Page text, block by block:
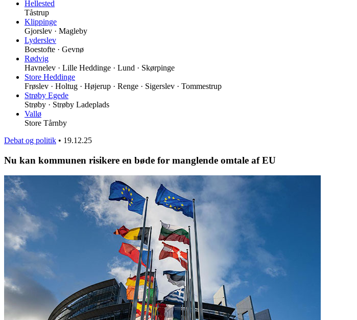
Hellested
Tåstrup
Klippinge
Gjorslev · Magleby
Lyderslev
Boestofte · Gevnø
Rødvig
Havnelev · Lille Heddinge · Lund · Skørpinge
Store Heddinge
Frøslev · Holtug · Højerup · Renge · Sigerslev · Tommestrup
Strøby Egede
Strøby · Strøby Ladeplads
Vallø
Store Tårnby
Debat og politik • 19.12.25
Nu kan kommunen risikere en bøde for manglende omtale af EU